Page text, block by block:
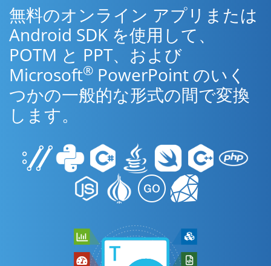
無料のオンライン アプリまたは
Android SDK を使用して、
POTM と PPT、および
Microsoft® PowerPoint のいく
つかの一般的な形式の間で変換
します。